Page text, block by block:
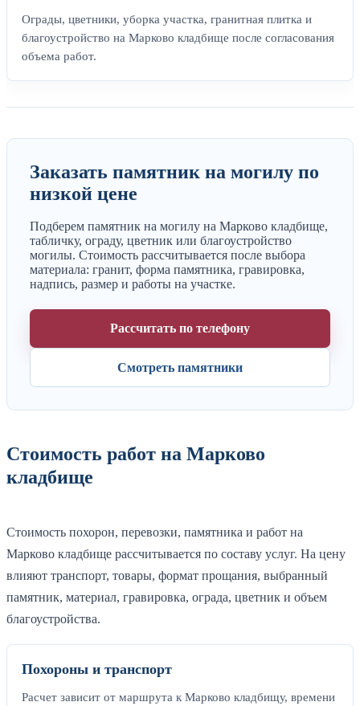
Ограды, цветники, уборка участка, гранитная плитка и
благоустройство на Марково кладбище после согласования
объема работ.
Заказать памятник на могилу по
низкой цене
Подберем памятник на могилу на Марково кладбище,
табличку, ограду, цветник или благоустройство
могилы. Стоимость рассчитывается после выбора
материала: гранит, форма памятника, гравировка,
надпись, размер и работы на участке.
Рассчитать по телефону
Смотреть памятники
Стоимость работ на Марково
кладбище
Стоимость похорон, перевозки, памятника и работ на
Марково кладбище рассчитывается по составу услуг. На цену
влияют транспорт, товары, формат прощания, выбранный
памятник, материал, гравировка, ограда, цветник и объем
благоустройства.
Похороны и транспорт
Расчет зависит от маршрута к Марково кладбищу, времени